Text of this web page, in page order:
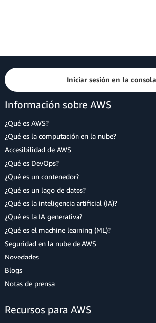
Iniciar sesión en la consola
Información sobre AWS
¿Qué es AWS?
¿Qué es la computación en la nube?
Accesibilidad de AWS
¿Qué es DevOps?
¿Qué es un contenedor?
¿Qué es un lago de datos?
¿Qué es la inteligencia artificial (IA)?
¿Qué es la IA generativa?
¿Qué es el machine learning (ML)?
Seguridad en la nube de AWS
Novedades
Blogs
Notas de prensa
Recursos para AWS